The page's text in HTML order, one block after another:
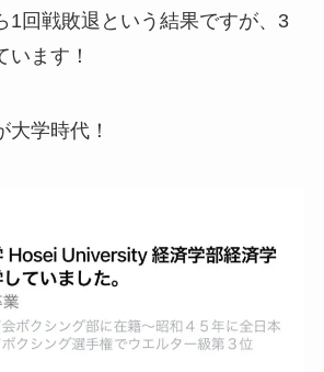
1回戦敗退という結果ですが、3
ます！
大学時代！